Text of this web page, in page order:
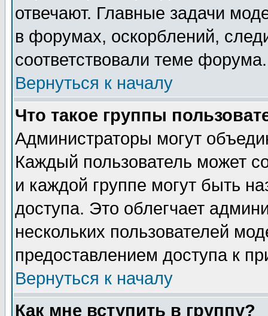
отвечают. Главные задачи
в форумах, оскорблений,
соответствовали теме форума.
Вернуться к началу
Что такое группы
Администраторы могут
Каждый пользователь может
и каждой группе могут быть
доступа. Это облегчает
нескольких пользователей
предоставлением доступа к
Вернуться к началу
Как мне вступить в группу?